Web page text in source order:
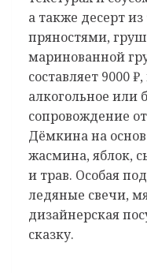
а также десерт
пряностями,
маринованной
составляет 9000
алкогольное или
сопровождение
Дёмкина на
жасмина, яблок,
и трав. Особая
ледяные свечи,
дизайнерская
сказку.